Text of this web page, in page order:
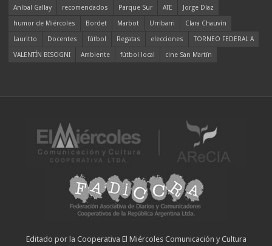
Aníbal Gallay
recomendados Parque Sur ATE
Jorge Díaz
humor de Miércoles
Bordet Marbot Urribarri
Clara Chauvín
Lauritto
Docentes fútbol Regatas elecciones
TORNEO FEDERAL A
VALENTÍN BISOGNI
Ambiente fútbol local cine San Martín
Editado por la Cooperativa El Miércoles Comunicación y Cultura